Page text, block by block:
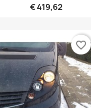
€ 419,62
favorite_border